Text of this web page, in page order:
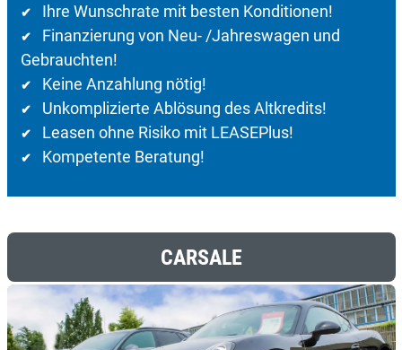
✔ Ihre Wunschrate mit besten Konditionen!
✔ Finanzierung von Neu- /Jahreswagen und
Gebrauchten!
✔ Keine Anzahlung nötig!
✔ Unkomplizierte Ablösung des Altkredits!
✔ Leasen ohne Risiko mit LEASEPlus!
✔ Kompetente Beratung!
CARSALE